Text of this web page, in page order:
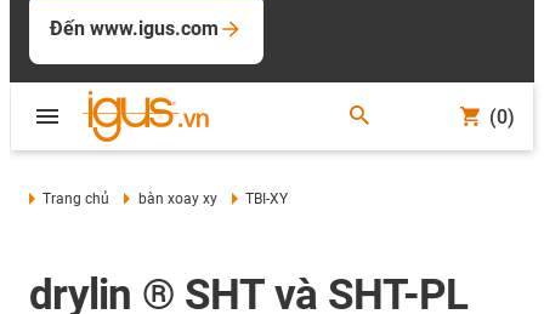
Đến www.igus.com
(0)
Trang chủ bàn xoay xy TBI-XY
drylin ® SHT và SHT-PL